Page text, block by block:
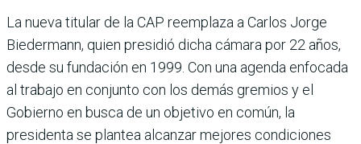
La nueva titular de la CAP reemplaza a Carlos Jorge
Biedermann, quien presidió dicha cámara por 22 años,
desde su fundación en 1999. Con una agenda enfocada
al trabajo en conjunto con los demás gremios y el
Gobierno en busca de un objetivo en común, la
presidenta se plantea alcanzar mejores condiciones